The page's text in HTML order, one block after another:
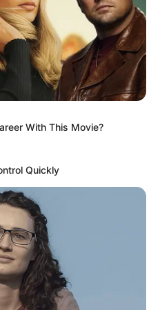
no viviría en Bogotá,
Incluso,en las redes
del delantero samario, en
algunos predios.
con un medio de
destacó que el
Colombia sí residirá
de que viviera en
de seguridad que tendrá
la negociación, él y su
With This Movie?
Quickly